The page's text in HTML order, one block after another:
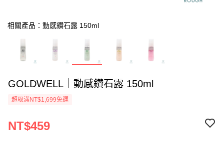
相關產品：動感鑽石露 150ml
GOLDWELL｜動感鑽石露 150ml
超取滿NT$1,699免運
NT$459